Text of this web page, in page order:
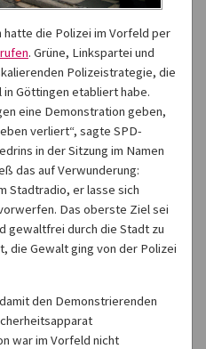
die Polizei im Vorfeld per
. Grüne, Linkspartei und
Polizeistrategie, die
Göttingen etabliert habe.
eine Demonstration geben,
verliert“, sagte SPD-
in der Sitzung im Namen
das auf Verwunderung:
Stadtradio, er lasse sich
Das oberste Ziel sei
gewaltfrei durch die Stadt zu
die Gewalt ging von der Polizei
den Demonstrierenden
war im Vorfeld nicht